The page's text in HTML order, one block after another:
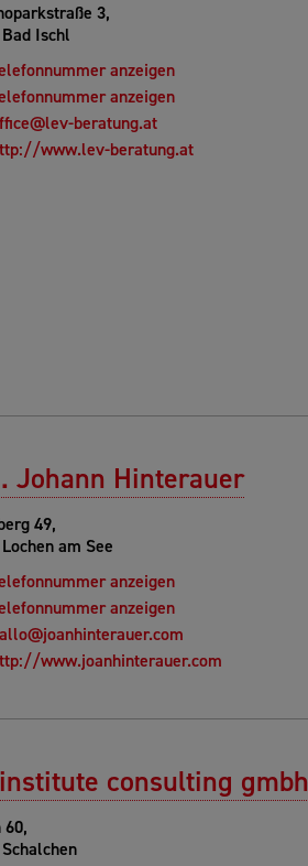
3,
Ischl
anzeigen
anzeigen
beratung.at
www.lev-beratung.at
Johann Hinterauer
49,
am See
anzeigen
anzeigen
www.joanhinterauer.com
consulting gmbh
60,